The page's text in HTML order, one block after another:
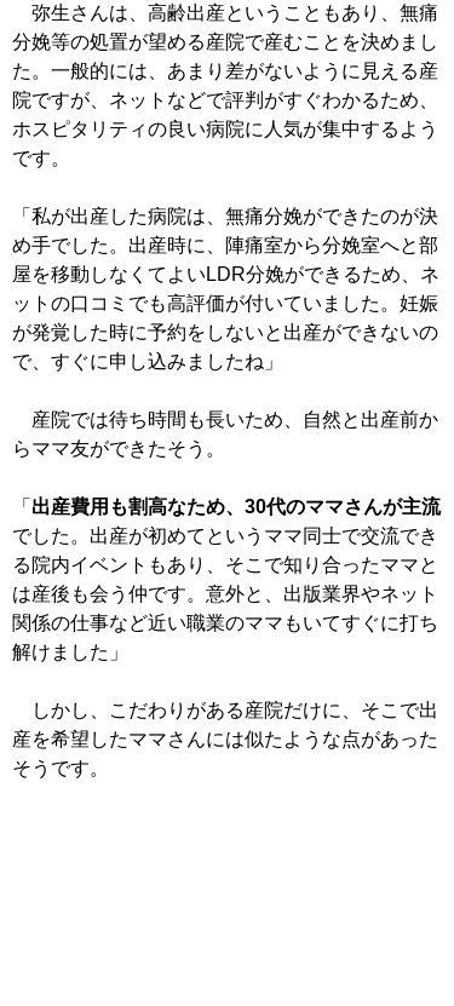
弥生さんは、高齢出産ということもあり、無痛
分娩等の処置が望める産院で産むことを決めまし
た。一般的には、あまり差がないように見える産
院ですが、ネットなどで評判がすぐわかるため、
ホスピタリティの良い病院に人気が集中するよう
です。
「私が出産した病院は、無痛分娩ができたのが決
め手でした。出産時に、陣痛室から分娩室へと部
屋を移動しなくてよいLDR分娩ができるため、ネ
ットの口コミでも高評価が付いていました。妊娠
が発覚した時に予約をしないと出産ができないの
で、すぐに申し込みましたね」
産院では待ち時間も長いため、自然と出産前か
らママ友ができたそう。
「 出産費用も割高なため、30代のママさんが主流
でした。出産が初めてというママ同士で交流でき
る院内イベントもあり、そこで知り合ったママと
は産後も会う仲です。意外と、出版業界やネット
関係の仕事など近い職業のママもいてすぐに打ち
解けました」
しかし、こだわりがある産院だけに、そこで出
産を希望したママさんには似たような点があった
そうです。